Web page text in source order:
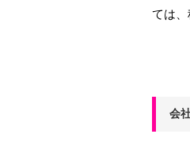
ては、
会